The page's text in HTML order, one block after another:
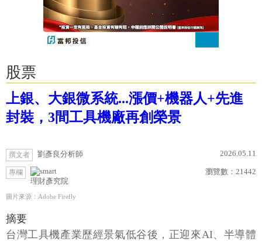
股票
上銀、大銀微系統...漲價+機器人+先進
封裝，3間工具機廠再創榮景
撰文者 劉彥良分析師 2026.05.11
專欄
理財彥究院
瀏覽數： 21442
圖片來源：Adobe Firefly
摘要
台灣工具機產業歷經景氣低谷後，正迎來AI、半導體